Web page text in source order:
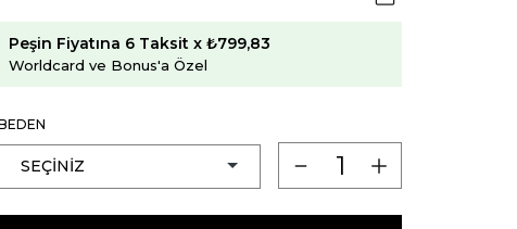
Peşin Fiyatına 6 Taksit x ₺799,83
Worldcard ve Bonus'a Özel